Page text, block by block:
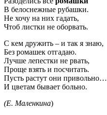
В белоснежные рубашки.
Не хочу на них гадать,
Чтоб листки не оборвать.
С кем дружить – и так я знаю,
Без ромашек отгадаю.
Лучше лепестки не рвать,
Проще взять и посчитать.
Пусть растут они привольно…
И цветам бывает больно.
(Е. Маленкина)